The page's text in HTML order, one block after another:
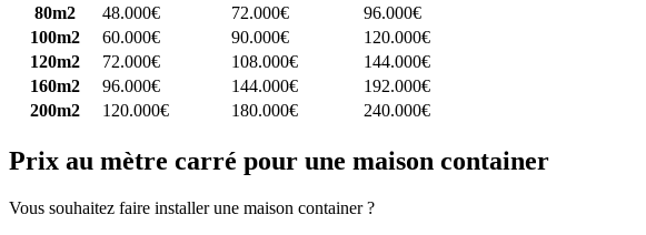
80m2
48.000€ 72.000€
96.000€
100m2
60.000€ 90.000€
120.000€
120m2
72.000€ 108.000€
144.000€
160m2
96.000€ 144.000€
192.000€
200m2
120.000€ 180.000€ 240.000€
Prix au mètre carré pour une maison container
Vous souhaitez faire installer une maison container ?